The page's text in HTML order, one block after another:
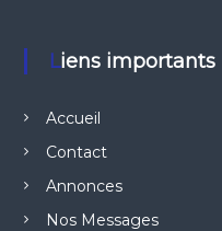
Liens importants
Accueil
Contact
Annonces
Nos Messages